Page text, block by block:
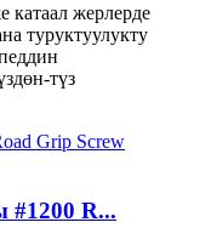
катаал жерлерде
туруктуулукту
түз
R...